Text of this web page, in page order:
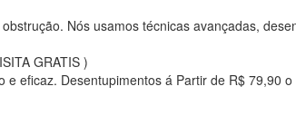
Nós usamos técnicas avançadas,
GRATIS )
eficaz. Desentupimentos á Partir de R$ 79,90 o